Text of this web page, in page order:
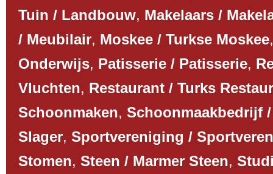
Tuin / Landbouw, Makelaars /
/ Meubilair, Moskee / Turkse Moskee
Onderwijs, Patisserie / Patisserie,
Vluchten, Restaurant / Turks
Schoonmaken, Schoonmaakbedrijf
Slager, Sportvereniging /
Stomen, Steen / Marmer Steen,